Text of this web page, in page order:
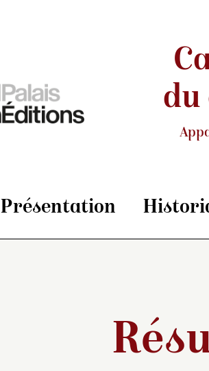
du
Présentation